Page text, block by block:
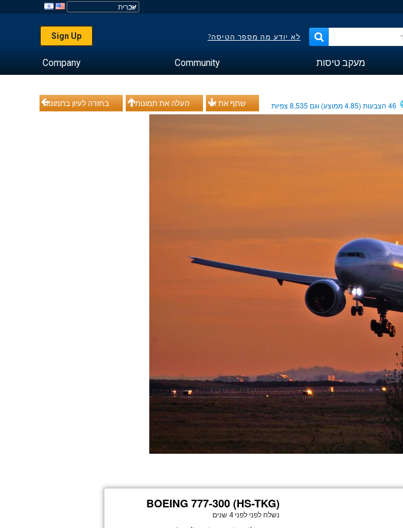
לא יודע מה מספר הטיסה? Sign Up
מעקב טיסות Community
Company
בחזרה לעיון בתמונות העלה את תמונותיך שתף את זה 46הצבעות (4.85ממוצע) וגם 8,535צפיות
BOEING 777-300 (HS-TKG)
נשלח לפני לפני 4 שנים